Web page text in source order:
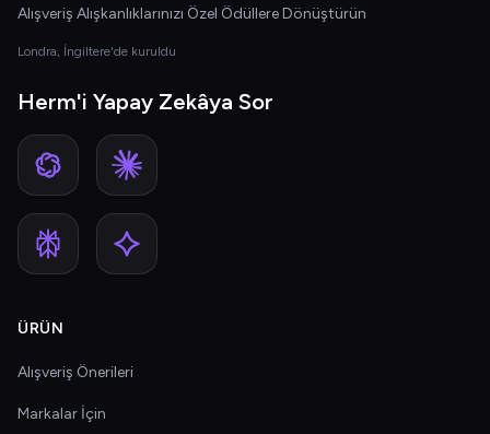
Alışveriş Alışkanlıklarınızı Özel Ödüllere Dönüştürün
Londra, İngiltere'de kuruldu
Herm'i Yapay Zekâya Sor
ÜRÜN
Alışveriş Önerileri
Markalar İçin